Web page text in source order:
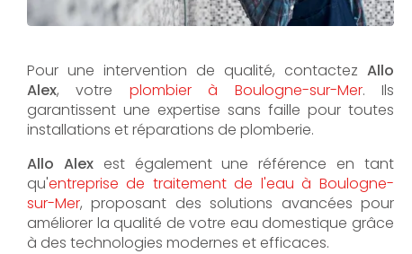
Pour une intervention de qualité, contactez Allo
Alex, votre plombier à Boulogne-sur-Mer. Ils
garantissent une expertise sans faille pour toutes
installations et réparations de plomberie.
Allo Alexest également une référence en tant
qu'entreprise de traitement de l'eau à Boulogne-
sur-Mer, proposant des solutions avancées pour
améliorer la qualité de votre eau domestique grâce
à des technologies modernes et efficaces.